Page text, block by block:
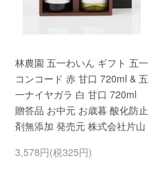
林農園 五一わいん ギフト 五一
コンコード 赤 甘口 720ml & 五
一ナイヤガラ 白 甘口 720ml
贈答品 お中元 お歳暮 酸化防止
剤無添加 発売元 株式会社片山
3,578円(税325円)